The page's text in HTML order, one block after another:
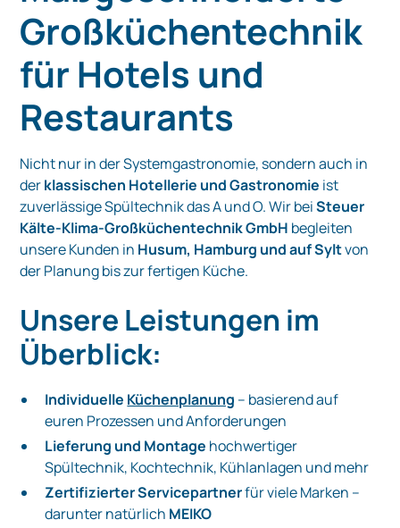
Großküchentechnik
für Hotels und
Restaurants
Nicht nur in der Systemgastronomie, sondern auch in
derklassischen Hotellerie und Gastronomie ist
zuverlässige Spültechnik das A und O. Wir beiSteuer
Kälte-Klima-Großküchentechnik GmbH begleiten
unsere Kunden in Husum, Hamburg und auf Syltvon
der Planung bis zur fertigen Küche.
Unsere Leistungen im
Überblick:
Individuelle Küchenplanung – basierend auf
euren Prozessen und Anforderungen
Lieferung und Montage hochwertiger
Spültechnik, Kochtechnik, Kühlanlagen und mehr
Zertifizierter Servicepartnerfür viele Marken –
darunter natürlich MEIKO